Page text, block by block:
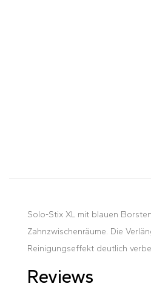
Solo-Stix XL mit blauen
Zahnzwischenräume. Die
Reinigungseffekt deutlich
Reviews